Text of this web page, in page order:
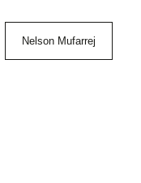
Nelson Mufarrej